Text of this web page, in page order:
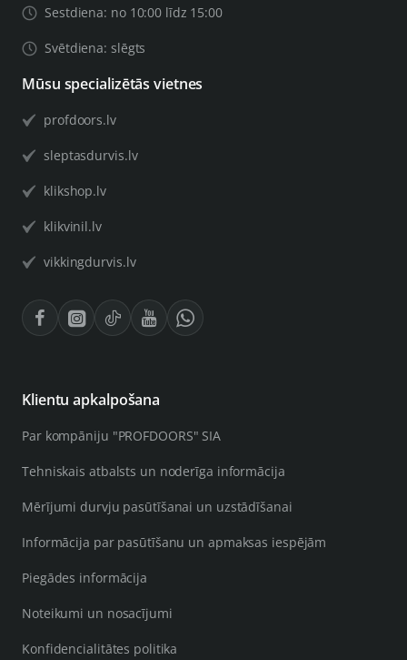
Sestdiena: no 10:00 līdz 15:00
Svētdiena: slēgts
Mūsu specializētās vietnes
profdoors.lv
sleptasdurvis.lv
klikshop.lv
klikvinil.lv
vikkingdurvis.lv
Klientu apkalpošana
Par kompāniju "PROFDOORS" SIA
Tehniskais atbalsts un noderīga informācija
Mērījumi durvju pasūtīšanai un uzstādīšanai
Informācija par pasūtīšanu un apmaksas iespējām
Piegādes informācija
Noteikumi un nosacījumi
Konfidencialitātes politika